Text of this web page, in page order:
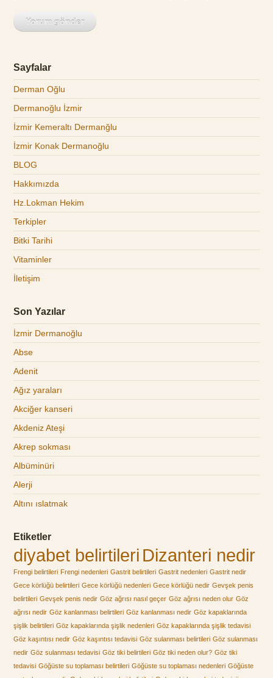
Sayfalar
Derman Oğlu
Dermanoğlu İzmir
İzmir Kemeraltı Dermanğlu
İzmir Konak Dermanoğlu
BLOG
Hakkımızda
Hz.Lokman Hekim
Terkipler
Bitki Tarihi
Vitaminler
İletişim
Son Yazılar
İzmir Dermanoğlu
Abse
Adenit
Ağız yaraları
Akciğer kanseri
Akdeniz Ateşi
Akrep sokması
Albüminüri
Alerji
Altını ıslatmak
Etiketler
diyabet belirtileri Dizanteri nedir
Frengi belirtileri Frengi nedenleri Gastrit belirtileri Gastrit nedenleri Gastrit nedir
Gece körlüğü belirtileri Gece körlüğü nedenleri Gece körlüğü nedir Gevşek penis
belirtileri Gevşek penis nedir Göz ağrısı nasıl geçer Göz ağrısı neden olur Göz
ağrısı nedir Göz kanlanması belirtileri Göz kanlanması nedir Göz kapaklarında
şişlik belirtileri Göz kapaklarında şişlik nedenleri Göz kapaklarında şişlik tedavisi
Göz kaşıntısı nedir Göz kaşıntısı tedavisi Göz sulanması belirtileri Göz sulanması
nedir Göz sulanması tedavisi Göz tiki belirtileri Göz tiki neden olur? Göz tiki
tedavisi Göğüste su toplaması belirtileri Göğüste su toplaması nedenleri Göğüste